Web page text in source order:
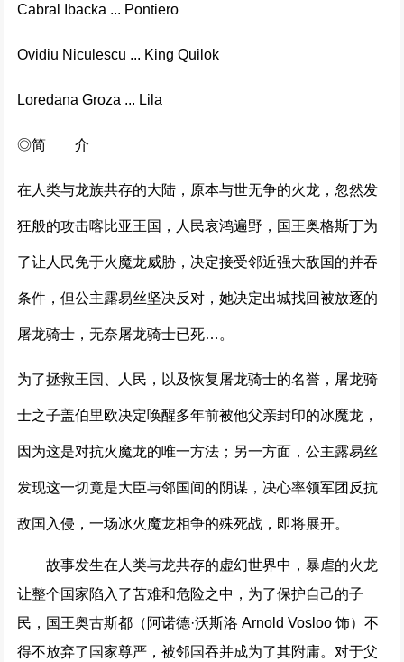
Cabral Ibacka ... Pontiero
Ovidiu Niculescu ... King Quilok
Loredana Groza ... Lila
◎简 介
在人类与龙族共存的大陆，原本与世无争的火龙，忽然发
狂般的攻击喀比亚王国，人民哀鸿遍野，国王奥格斯丁为
了让人民免于火魔龙威胁，决定接受邻近强大敌国的并吞
条件，但公主露易丝坚决反对，她决定出城找回被放逐的
屠龙骑士，无奈屠龙骑士已死…。
为了拯救王国、人民，以及恢复屠龙骑士的名誉，屠龙骑
士之子盖伯里欧决定唤醒多年前被他父亲封印的冰魔龙，
因为这是对抗火魔龙的唯一方法；另一方面，公主露易丝
发现这一切竟是大臣与邻国间的阴谋，决心率领军团反抗
敌国入侵，一场冰火魔龙相争的殊死战，即将展开。
故事发生在人类与龙共存的虚幻世界中，暴虐的火龙
让整个国家陷入了苦难和危险之中，为了保护自己的子
民，国王奥古斯都（阿诺德·沃斯洛 Arnold Vosloo 饰）不
得不放弃了国家尊严，被邻国吞并成为了其附庸。对于父